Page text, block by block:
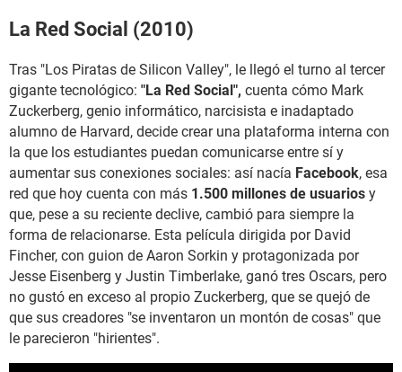
La Red Social (2010)
Tras "Los Piratas de Silicon Valley", le llegó el turno al tercer
gigante tecnológico: "La Red Social", cuenta cómo Mark
Zuckerberg, genio informático, narcisista e inadaptado
alumno de Harvard, decide crear una plataforma interna con
la que los estudiantes puedan comunicarse entre sí y
aumentar sus conexiones sociales: así nacía Facebook, esa
red que hoy cuenta con más 1.500 millones de usuarios y
que, pese a su reciente declive, cambió para siempre la
forma de relacionarse. Esta película dirigida por David
Fincher, con guion de Aaron Sorkin y protagonizada por
Jesse Eisenberg y Justin Timberlake, ganó tres Oscars, pero
no gustó en exceso al propio Zuckerberg, que se quejó de
que sus creadores "se inventaron un montón de cosas" que
le parecieron "hirientes".